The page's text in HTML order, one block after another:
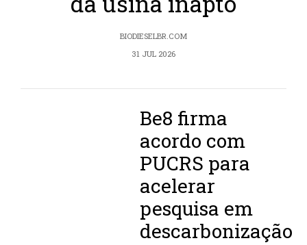
BIODIESELBR.COM
31 JUL 2026
Be8 firma
acordo com
PUCRS para
acelerar
pesquisa em
descarbonização